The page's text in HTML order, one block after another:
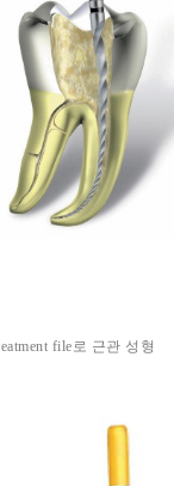
file로 근관 성형